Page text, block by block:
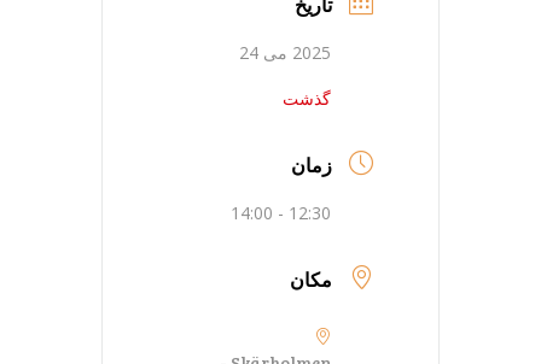
2025 می 24
گذشت
زمان
12:30 - 14:00
مکان